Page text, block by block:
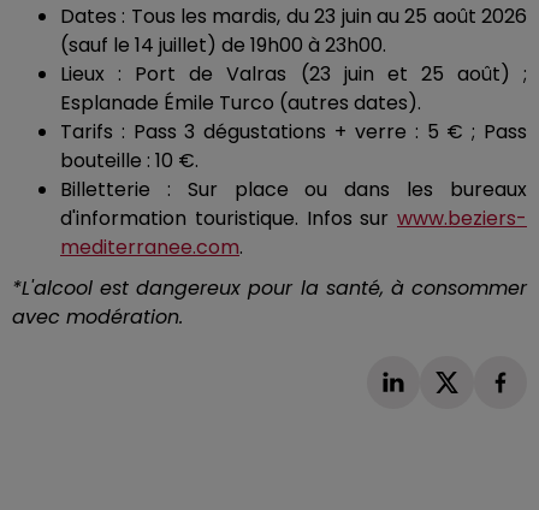
Dates : Tous les mardis, du 23 juin au 25 août 2026
(sauf le 14 juillet) de 19h00 à 23h00.
Lieux : Port de Valras (23 juin et 25 août) ;
Esplanade Émile Turco (autres dates).
Tarifs : Pass 3 dégustations + verre : 5 € ; Pass
bouteille : 10 €.
Billetterie : Sur place ou dans les bureaux
d'information touristique. Infos sur www.beziers-
mediterranee.com.
*L'alcool est dangereux pour la santé, à consommer
avec modération.